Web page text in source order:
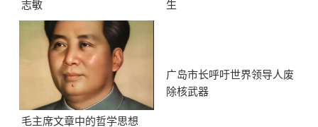
志敏
生
毛主席文章中的哲学思想
广岛市长呼吁世界领导人废
除核武器